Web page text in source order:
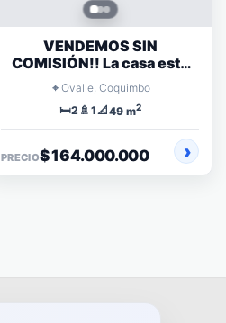
VENDEMOS SIN
COMISIÓN!! La casa está
construida totalmente con
material sólido
⌖ Ovalle, Coquimbo
🛏️2 🚿 1📐49 m2
PRECIO$ 164.000.000